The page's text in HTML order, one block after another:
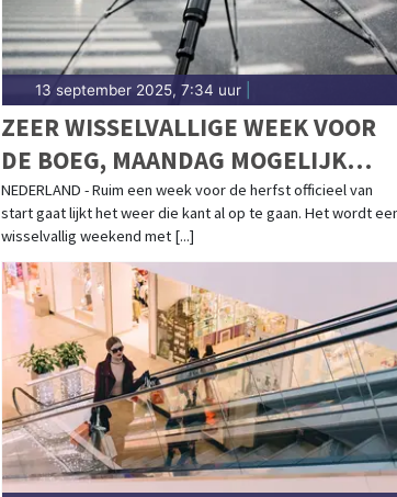
13 september 2025, 7:34 uur|
ZEER WISSELVALLIGE WEEK VOOR
DE BOEG, MAANDAG MOGELIJK
ONSTUIMIG
NEDERLAND - Ruim een week voor de herfst officieel van
start gaat lijkt het weer die kant al op te gaan. Het wordt
wisselvallig weekend met [...]